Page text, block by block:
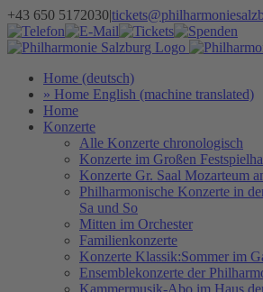
Zum
Inhalt
springen
+43 650 5172030|
Facebook
YouTube
Instagram
Telefon
E-
Mail
Tickets Spenden
Home (deutsch)
» Home English (machine translated)
Home
Konzerte
Alle Konzerte chronologisch
Konzerte im Großen
Konzerte Gr. Saal Mozarteum
Philharmonische Konzerte in
Sa und So
Mitten im Orchester
Familienkonzerte
Konzerte Klassik:Sommer im
Ensemblekonzerte der
Kammermusik-Abo im Haus